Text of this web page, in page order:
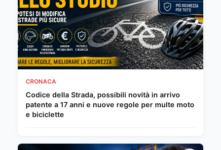
CRONACA
Codice della Strada, possibili novità in arrivo
patente a 17 anni e nuove regole per multe moto
e biciclette